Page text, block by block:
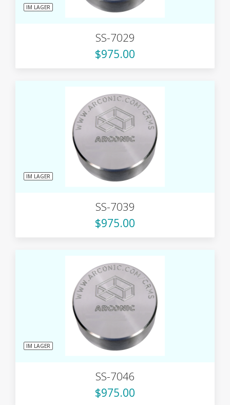
IM LAGER
SS-7029
$975.00
IM LAGER
SS-7039
$975.00
IM LAGER
SS-7046
$975.00